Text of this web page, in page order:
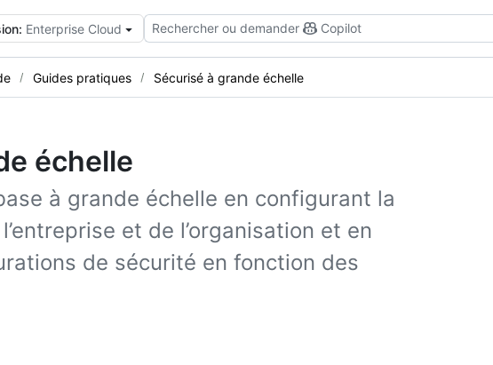
Enterprise Cloud Rechercher ou demander Copilot
Guides pratiques Sécurisé à grande échelle
échelle
à grande échelle en configurant la
et de l’organisation et en
de sécurité en fonction des